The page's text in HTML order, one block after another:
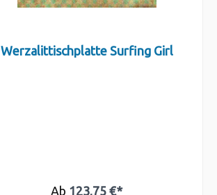
Werzalittischplatte Surfing Girl
Ab 123,75 €*